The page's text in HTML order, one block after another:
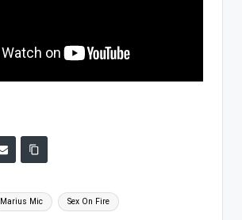
Marius Mic Sex On Fire